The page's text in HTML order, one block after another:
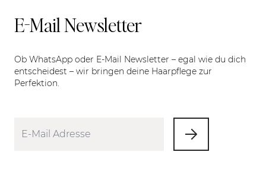
E-Mail Newsletter
Ob WhatsApp oder E-Mail Newsletter – egal wie du dich
entscheidest – wir bringen deine Haarpflege zur
Perfektion.